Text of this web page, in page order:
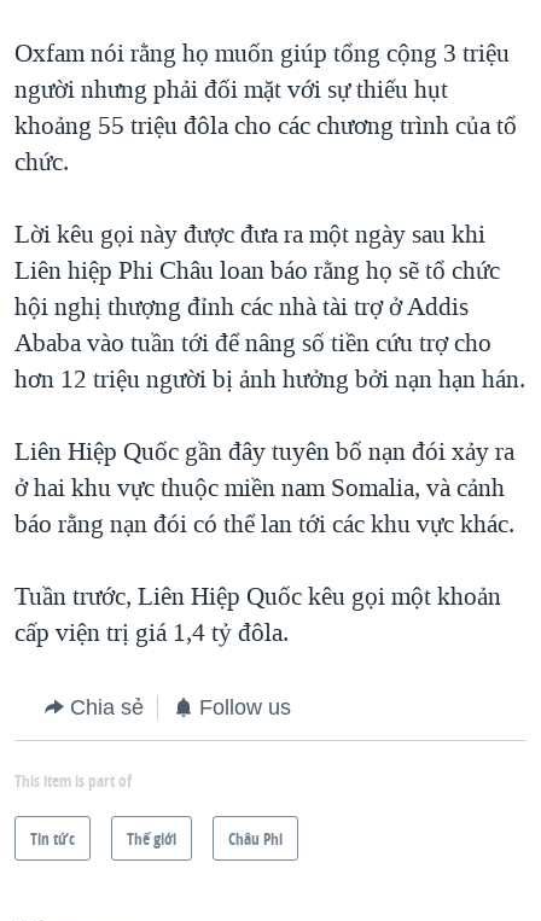
Oxfam nói rằng họ muốn giúp tổng cộng 3 triệu
người nhưng phải đối mặt với sự thiếu hụt
khoảng 55 triệu đôla cho các chương trình của tổ
chức.
Lời kêu gọi này được đưa ra một ngày sau khi
Liên hiệp Phi Châu loan báo rằng họ sẽ tổ chức
hội nghị thượng đỉnh các nhà tài trợ ở Addis
Ababa vào tuần tới để nâng số tiền cứu trợ cho
hơn 12 triệu người bị ảnh hưởng bởi nạn hạn hán.
Liên Hiệp Quốc gần đây tuyên bố nạn đói xảy ra
ở hai khu vực thuộc miền nam Somalia, và cảnh
báo rằng nạn đói có thể lan tới các khu vực khác.
Tuần trước, Liên Hiệp Quốc kêu gọi một khoản
cấp viện trị giá 1,4 tỷ đôla.
Chia sẻ Follow us
This item is part of
Tin tức Thế giới Châu Phi